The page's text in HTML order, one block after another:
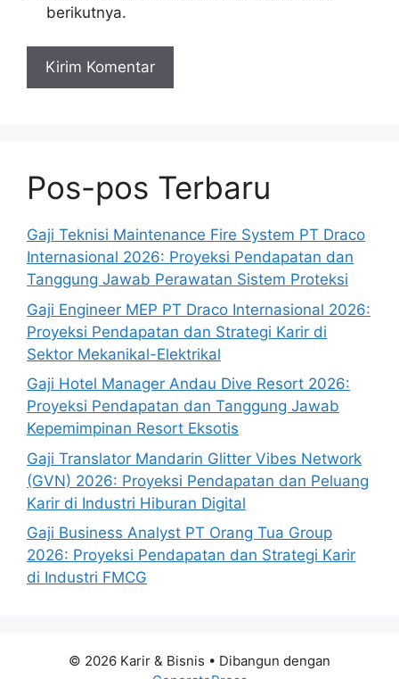
berikutnya.
Pos-pos Terbaru
Gaji Teknisi Maintenance Fire System PT Draco
Internasional 2026: Proyeksi Pendapatan dan
Tanggung Jawab Perawatan Sistem Proteksi
Gaji Engineer MEP PT Draco Internasional 2026:
Proyeksi Pendapatan dan Strategi Karir di
Sektor Mekanikal-Elektrikal
Gaji Hotel Manager Andau Dive Resort 2026:
Proyeksi Pendapatan dan Tanggung Jawab
Kepemimpinan Resort Eksotis
Gaji Translator Mandarin Glitter Vibes Network
(GVN) 2026: Proyeksi Pendapatan dan Peluang
Karir di Industri Hiburan Digital
Gaji Business Analyst PT Orang Tua Group
2026: Proyeksi Pendapatan dan Strategi Karir
di Industri FMCG
© 2026 Karir & Bisnis • Dibangun dengan